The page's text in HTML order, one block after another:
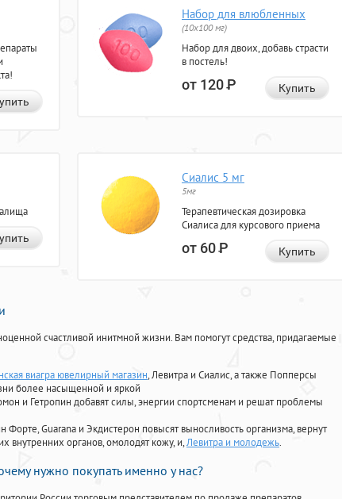
Набор для влюбленных
(10х100 мг)
Набор для двоих, добавь страсти
в постель!
от 120Р Купить
Сиалис 5 мг
5мг
Терапевтическая дозировка
Сиалиса для курсового приема
от 60Р Купить
счастливой инитмной жизни. Вам помогут средства, придагаемые
виагра ювелирный магазин, Левитра и Сиалис, а также Попперсы
более насыщенной и яркой
и Гетропин добавят силы, энергии спортсменам и решат проблемы
Guarana и Экдистерон повысят выносливость организма, вернут
внутренних органов, омолодят кожу, и,Левитра и молодежь.
нужно покупать именно у нас?